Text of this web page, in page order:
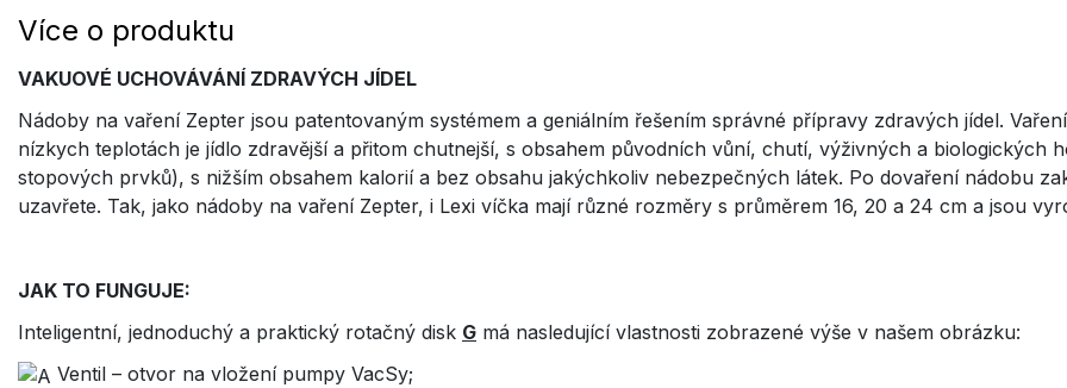
Více o produktu
VAKUOVÉ UCHOVÁVÁNÍ ZDRAVÝCH JÍDEL
Nádoby na vaření Zepter jsou patentovaným systémem a geniálním řešením správné přípravy zdravých jídel.
nízkych teplotách je jídlo zdravější a přitom chutnejší, s obsahem původních vůní, chutí, výživných a biologických
stopových prvků), s nižším obsahem kalorií a bez obsahu jakýchkoliv nebezpečných látek. Po dovaření nádobu
uzavřete. Tak, jako nádoby na vaření Zepter, i Lexi víčka mají různé rozměry s průměrem 16, 20 a 24 cm a jsou
JAK TO FUNGUJE:
Inteligentní, jednoduchý a praktický rotačný disk G má nasledující vlastnosti zobrazené výše v našem obrázku:
Ventil – otvor na vložení pumpy VacSy;